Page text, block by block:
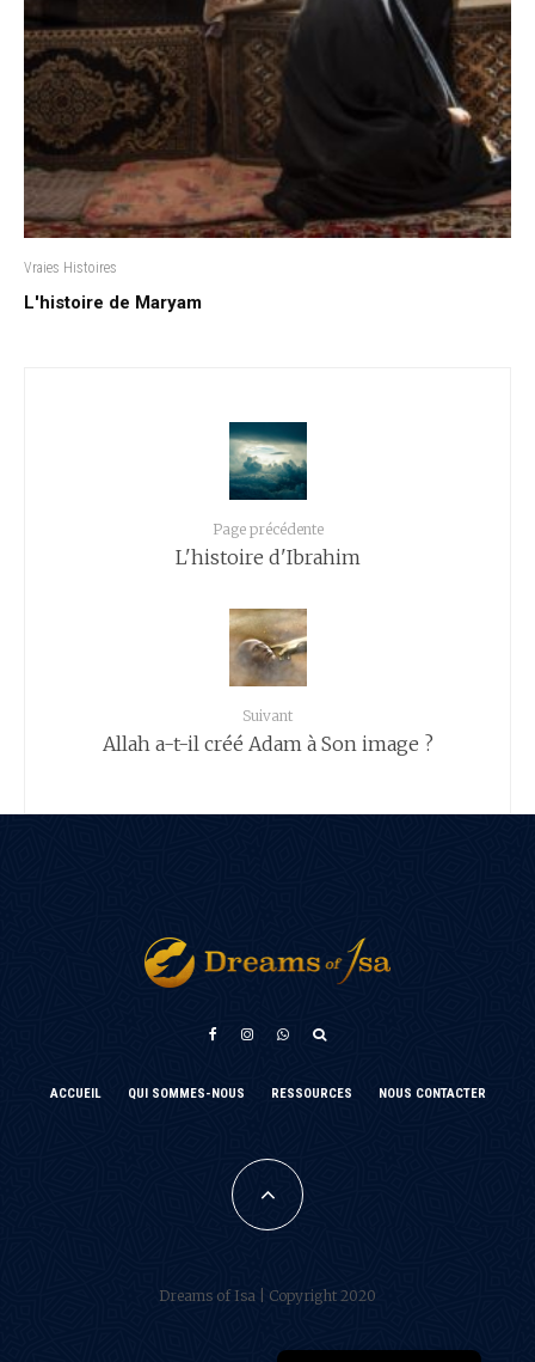
Vraies Histoires
L'histoire de Maryam
Page précédente
L'histoire d'Ibrahim
Suivant
Allah a-t-il créé Adam à Son image ?
ACCUEIL QUI SOMMES-NOUS RESSOURCES NOUS CONTACTER
Dreams of Isa | Copyright 2020
العربية
فارسی